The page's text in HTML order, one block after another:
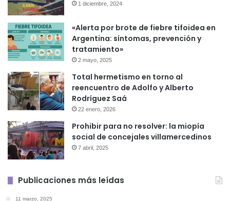
1 diciembre, 2024
«Alerta por brote de fiebre tifoidea en
Argentina: síntomas, prevención y
tratamiento»
2 mayo, 2025
Total hermetismo en torno al
reencuentro de Adolfo y Alberto
Rodríguez Saá
22 enero, 2026
Prohibir para no resolver: la miopía
social de concejales villamercedinos
7 abril, 2025
Publicaciones más leídas
11 marzo, 2025